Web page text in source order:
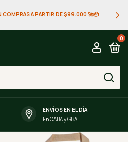
COMPRAS A PARTIR DE $99.000 🚀📦
0
ENVÍOS EN EL DÍA
En CABA y GBA